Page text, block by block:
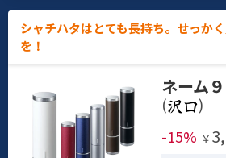
シャチハタはとても長持ち。せっか
を！
ネーム
(
)
-15% ￥